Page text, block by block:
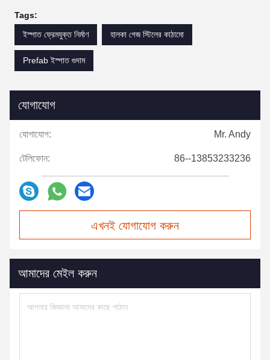
Tags:
ইস্পাত ফ্রেমযুক্ত নির্মাণ
হালকা গেজ স্টিলের কাঠামো
Prefab ইস্পাত গুদাম
যোগাযোগ
যোগাযোগ: Mr. Andy
টেলিফোন: 86--13853233236
এখনই যোগাযোগ করুন
আমাদের মেইল করুন